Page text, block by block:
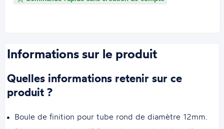
Informations sur le produit
Quelles informations retenir sur ce
produit ?
Boule de finition pour tube rond de diamètre 12mm.